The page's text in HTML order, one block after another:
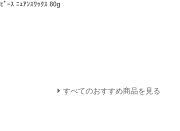
ﾋﾟｰｽ ﾆｭｱﾝｽﾜｯｸｽ 80g
すべてのおすすめ商品を見る